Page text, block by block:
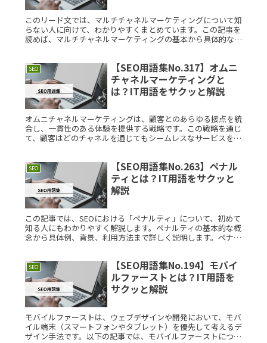
このリード文では、マルチチャネルマーケティングについて知
らない人に向けて、わかりやすくまとめています。この記事を
読めば、マルチチャネルマーケティングの基本から具体的な利
SEO
【SEO用語集No.317】オムニ
チャネルマーケティングと
は？IT用語をサクッと解説
オムニチャネルマーケティングは、顧客とのあらゆる接点を統
合し、一貫性のある体験を提供する戦略です。この戦略を通じ
て、顧客はどのチャネルを通じてもシームレスなサービスを受
SEO
【SEO用語集No.263】ペナル
ティとは？IT用語をサクッと
解説
この記事では、SEOにおける「ペナルティ」について、初めて
知る人にもわかりやすく解説します。ペナルティの基本的な概
念から具体例、背景、利用方法まで詳しく説明します。ペナル
SEO
【SEO用語集No.194】モバイ
ルファーストとは？IT用語を
サクッと解説
モバイルファーストは、ウェブデザインや開発において、モバ
イル端末（スマートフォンやタブレット）を優先して考えるデ
ザイン手法です。以下の記事では、モバイルファーストについ